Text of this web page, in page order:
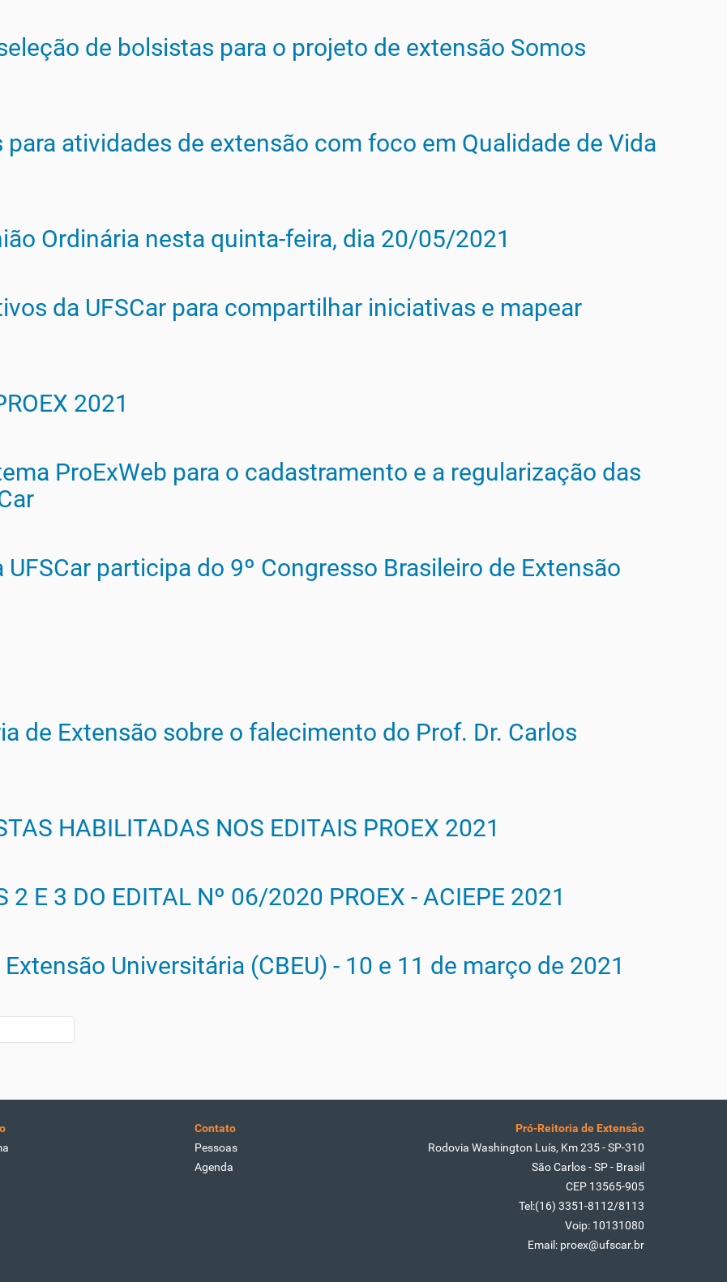
de bolsistas para o projeto de extensão Somos
atividades de extensão com foco em Qualidade de Vida
Ordinária nesta quinta-feira, dia 20/05/2021
da UFSCar para compartilhar iniciativas e mapear
2021
ProExWeb para o cadastramento e a regularização das
participa do 9º Congresso Brasileiro de Extensão
de Extensão sobre o falecimento do Prof. Dr. Carlos
HABILITADAS NOS EDITAIS PROEX 2021
2 E 3 DO EDITAL Nº 06/2020 PROEX - ACIEPE 2021
Universitária (CBEU) - 10 e 11 de março de 2021
Contato
Pessoas
Agenda
Pró-Reitoria de Extensão
Rodovia Washington Luís, Km 235 - SP-310
São Carlos - SP - Brasil
CEP 13565-905
Tel:(16) 3351-8112/8113
Voip: 10131080
Email: proex@ufscar.br